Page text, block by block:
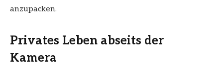
anzupacken.
Privates Leben abseits der
Kamera